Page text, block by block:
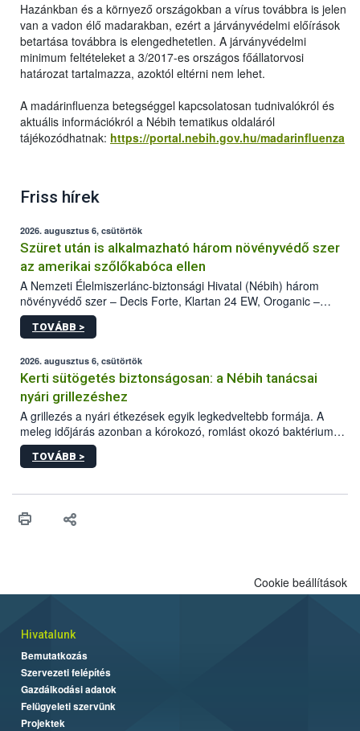
Hazánkban és a környező országokban a vírus továbbra is jelen
van a vadon élő madarakban, ezért a járványvédelmi előírások
betartása továbbra is elengedhetetlen. A járványvédelmi
minimum feltételeket a 3/2017-es országos főállatorvosi
határozat tartalmazza, azoktól eltérni nem lehet.
A madárinfluenza betegséggel kapcsolatosan tudnivalókról és
aktuális információkról a Nébih tematikus oldaláról
tájékozódhatnak: https://portal.nebih.gov.hu/madarinfluenza
Friss hírek
2026. augusztus 6, csütörtök
Szüret után is alkalmazható három növényvédő szer
az amerikai szőlőkabóca ellen
A Nemzeti Élelmiszerlánc-biztonsági Hivatal (Nébih) három
növényvédő szer – Decis Forte, Klartan 24 EW, Oroganic –
engedélyokiratát módosította, így azok a szüretet követően,
egészen a vesszőérettség (BBCH 91) stádiumáig
érésű szőlőkben is legyen lehetőség a károsító elleni további
védekezésre. Az Oroganic készítmény kis kiszerelésben kiskerti
felhasználók számára is elérhető és ökológiai termesztésben is
engedélyezett.
TOVÁBB >
2026. augusztus 6, csütörtök
Kerti sütögetés biztonságosan: a Nébih tanácsai
nyári grillezéshez
A grillezés a nyári étkezések egyik legkedveltebb formája. A
meleg időjárás azonban a kórokozó, romlást okozó baktériumok
gyorsabb szaporodásának is kedvez. A szabadtéri sütögetés
ezért nem csupán a megfelelő sütési technikáról szól: legalább
higiéniai szabályok betartása, a megfelelő hőkezelés, valamint a
biztonsági Hivatal (Nébih) Oktatási Programja összegyűjtötte a
TOVÁBB >
Cookie beállítások
Hivatalunk
Bemutatkozás
Szervezeti felépítés
Gazdálkodási adatok
Felügyeleti szervünk
Projektek